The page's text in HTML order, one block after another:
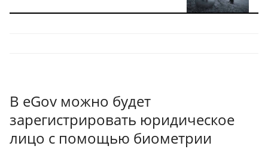
В eGov можно будет
зарегистрировать юридическое
лицо с помощью биометрии